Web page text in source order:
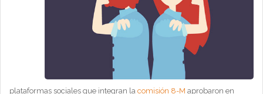
plataformas sociales que integran la comisión 8-M aprobaron en